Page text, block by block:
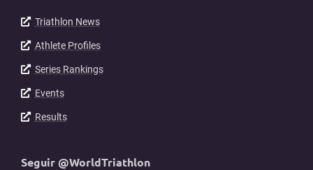
Triathlon News
Athlete Profiles
Series Rankings
Events
Results
Seguir @WorldTriathlon